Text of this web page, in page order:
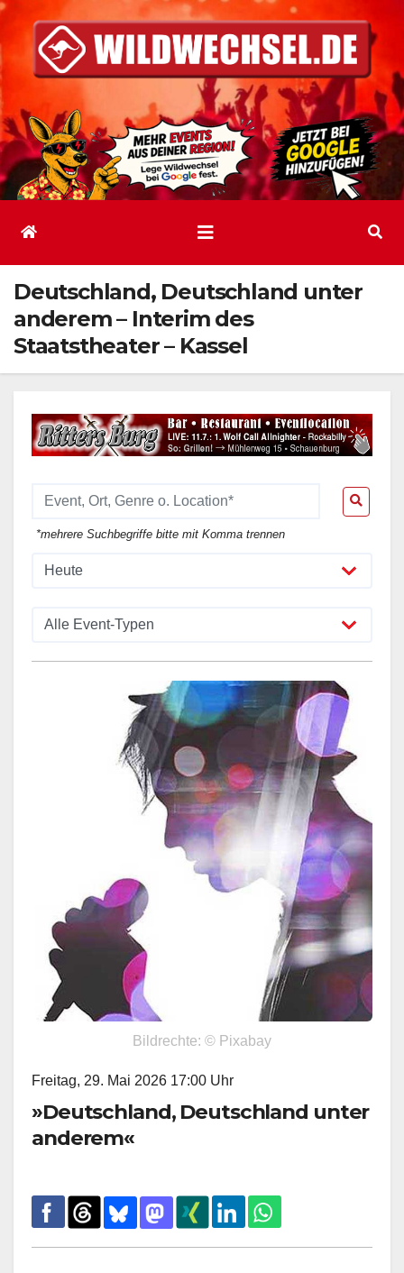
Inhalt
springen
Deutschland, Deutschland unter
anderem – Interim des
Staatstheater – Kassel
*mehrere Suchbegriffe bitte mit Komma trennen
Bildrechte: © Pixabay
Freitag, 29. Mai 2026 17:00 Uhr
»Deutschland, Deutschland unter
anderem«